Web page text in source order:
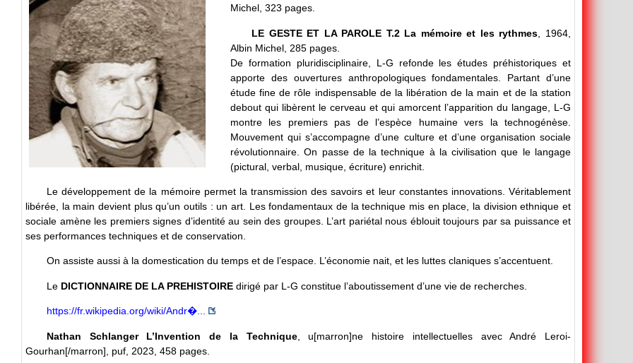
Michel, 323 pages.
LE GESTE ET LA PAROLE T.2 La mémoire et les rythmes , 1964,
Albin Michel, 285 pages.
De formation pluridisciplinaire, L-G refonde les études préhistoriques et
apporte des ouvertures anthropologiques fondamentales. Partant d’une
étude fine de rôle indispensable de la libération de la main et de la station
debout qui libèrent le cerveau et qui amorcent l’apparition du langage, L-G
montre les premiers pas de l’espèce humaine vers la technogénèse.
Mouvement qui s’accompagne d’une culture et d’une organisation sociale
révolutionnaire. On passe de la technique à la civilisation que le langage
(pictural, verbal, musique, écriture) enrichit.
Le développement de la mémoire permet la transmission des savoirs et leur constantes innovations. Véritablement
libérée, la main devient plus qu’un outils : un art. Les fondamentaux de la technique mis en place, la division ethnique et
sociale amène les premiers signes d’identité au sein des groupes. L’art pariétal nous éblouit toujours par sa puissance et
ses performances techniques et de conservation.
On assiste aussi à la domestication du temps et de l’espace. L’économie nait, et les luttes claniques s’accentuent.
Le DICTIONNAIRE DE LA PREHISTOIRE dirigé par L-G constitue l’aboutissement d’une vie de recherches.
https://fr.wikipedia.org/wiki/Andr�...
Nathan Schlanger L’Invention de la Technique, u[marron]ne histoire intellectuelles avec André Leroi-
Gourhan[/marron], puf, 2023, 458 pages.